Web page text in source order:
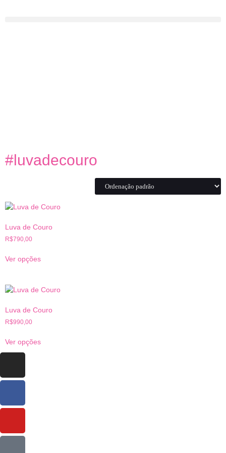
#luvadecouro
Luva de Couro
R$790,00
Ver opções
Luva de Couro
R$990,00
Ver opções